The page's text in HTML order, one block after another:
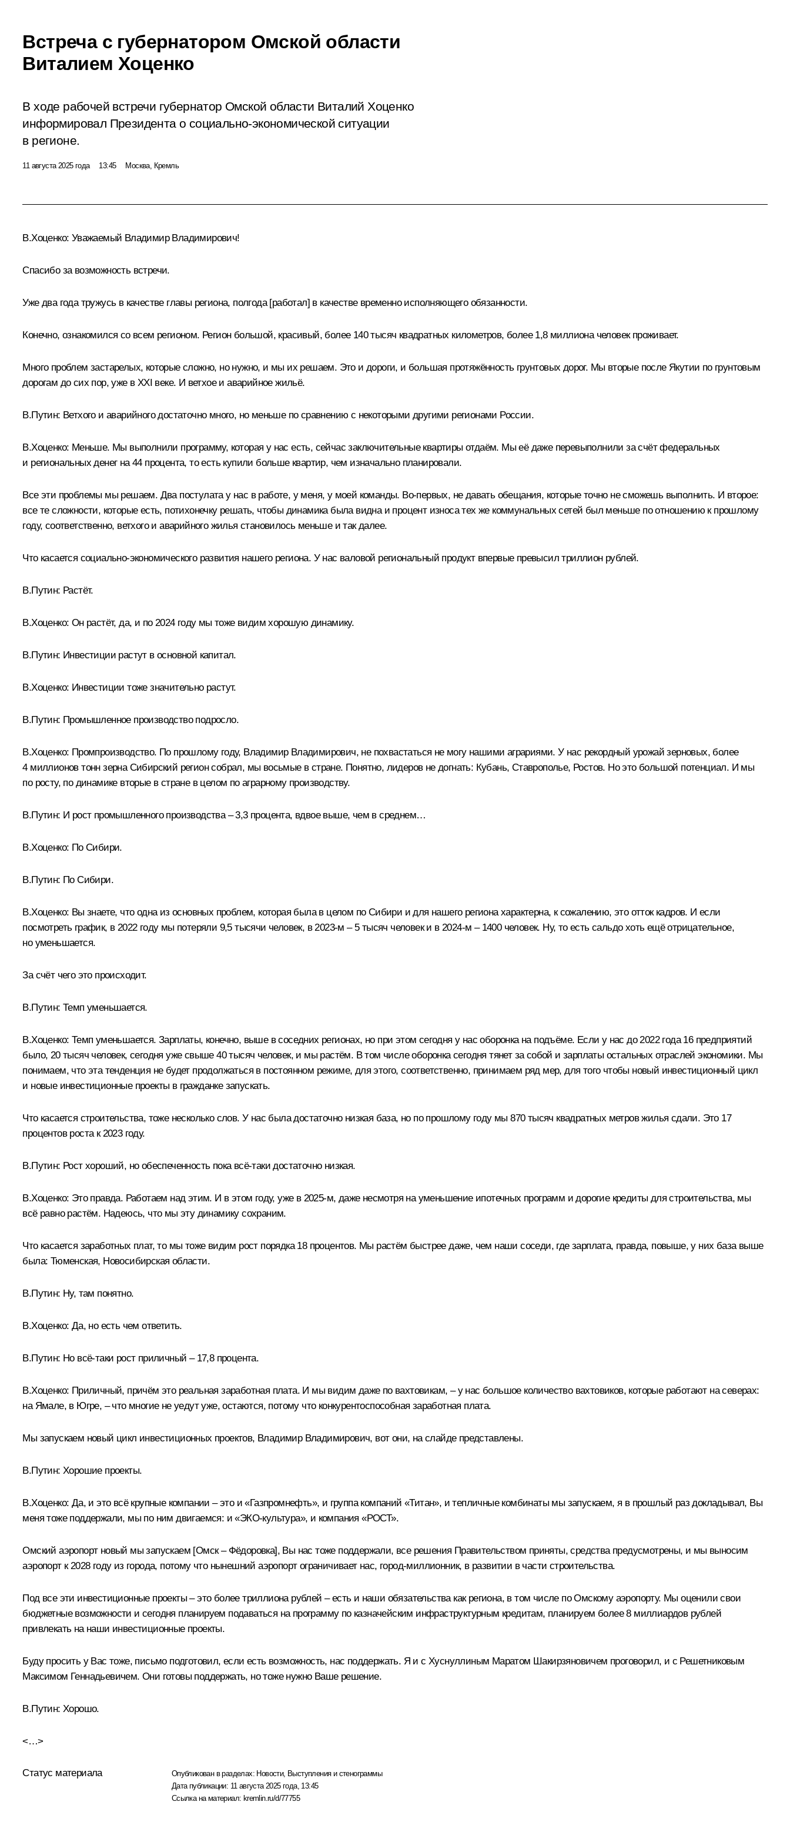
Встреча с губернатором Омской области
Виталием Хоценко
В ходе рабочей встречи губернатор Омской области Виталий Хоценко
информировал Президента о социально-экономической ситуации
в регионе.
11 августа 2025 года 13:45 Москва, Кремль
В.Хоценко: Уважаемый Владимир Владимирович!
Спасибо за возможность встречи.
Уже два года тружусь в качестве главы региона, полгода [работал] в качестве временно исполняющего обязанности.
Конечно, ознакомился со всем регионом. Регион большой, красивый, более 140 тысяч квадратных километров, более 1,8 миллиона человек проживает.
Много проблем застарелых, которые сложно, но нужно, и мы их решаем. Это и дороги, и большая протяжённость грунтовых дорог. Мы вторые после Якутии по грунтовым
дорогам до сих пор, уже в XXI веке. И ветхое и аварийное жильё.
В.Путин: Ветхого и аварийного достаточно много, но меньше по сравнению с некоторыми другими регионами России.
В.Хоценко: Меньше. Мы выполнили программу, которая у нас есть, сейчас заключительные квартиры отдаём. Мы её даже перевыполнили за счёт федеральных
и региональных денег на 44 процента, то есть купили больше квартир, чем изначально планировали.
Все эти проблемы мы решаем. Два постулата у нас в работе, у меня, у моей команды. Во-первых, не давать обещания, которые точно не сможешь выполнить. И второе:
все те сложности, которые есть, потихонечку решать, чтобы динамика была видна и процент износа тех же коммунальных сетей был меньше по отношению к прошлому
году, соответственно, ветхого и аварийного жилья становилось меньше и так далее.
Что касается социально-экономического развития нашего региона. У нас валовой региональный продукт впервые превысил триллион рублей.
В.Путин: Растёт.
В.Хоценко: Он растёт, да, и по 2024 году мы тоже видим хорошую динамику.
В.Путин: Инвестиции растут в основной капитал.
В.Хоценко: Инвестиции тоже значительно растут.
В.Путин: Промышленное производство подросло.
В.Хоценко: Промпроизводство. По прошлому году, Владимир Владимирович, не похвастаться не могу нашими аграриями. У нас рекордный урожай зерновых, более
4 миллионов тонн зерна Сибирский регион собрал, мы восьмые в стране. Понятно, лидеров не догнать: Кубань, Ставрополье, Ростов. Но это большой потенциал. И мы
по росту, по динамике вторые в стране в целом по аграрному производству.
В.Путин: И рост промышленного производства – 3,3 процента, вдвое выше, чем в среднем…
В.Хоценко: По Сибири.
В.Путин: По Сибири.
В.Хоценко: Вы знаете, что одна из основных проблем, которая была в целом по Сибири и для нашего региона характерна, к сожалению, это отток кадров. И если
посмотреть график, в 2022 году мы потеряли 9,5 тысячи человек, в 2023-м – 5 тысяч человек и в 2024-м – 1400 человек. Ну, то есть сальдо хоть ещё отрицательное,
но уменьшается.
За счёт чего это происходит.
В.Путин: Темп уменьшается.
В.Хоценко: Темп уменьшается. Зарплаты, конечно, выше в соседних регионах, но при этом сегодня у нас оборонка на подъёме. Если у нас до 2022 года 16 предприятий
было, 20 тысяч человек, сегодня уже свыше 40 тысяч человек, и мы растём. В том числе оборонка сегодня тянет за собой и зарплаты остальных отраслей экономики. Мы
понимаем, что эта тенденция не будет продолжаться в постоянном режиме, для этого, соответственно, принимаем ряд мер, для того чтобы новый инвестиционный цикл
и новые инвестиционные проекты в гражданке запускать.
Что касается строительства, тоже несколько слов. У нас была достаточно низкая база, но по прошлому году мы 870 тысяч квадратных метров жилья сдали. Это 17
процентов роста к 2023 году.
В.Путин: Рост хороший, но обеспеченность пока всё-таки достаточно низкая.
В.Хоценко: Это правда. Работаем над этим. И в этом году, уже в 2025-м, даже несмотря на уменьшение ипотечных программ и дорогие кредиты для строительства, мы
всё равно растём. Надеюсь, что мы эту динамику сохраним.
Что касается заработных плат, то мы тоже видим рост порядка 18 процентов. Мы растём быстрее даже, чем наши соседи, где зарплата, правда, повыше, у них база выше
была: Тюменская, Новосибирская области.
В.Путин: Ну, там понятно.
В.Хоценко: Да, но есть чем ответить.
В.Путин: Но всё-таки рост приличный – 17,8 процента.
В.Хоценко: Приличный, причём это реальная заработная плата. И мы видим даже по вахтовикам, – у нас большое количество вахтовиков, которые работают на северах:
на Ямале, в Югре, – что многие не уедут уже, остаются, потому что конкурентоспособная заработная плата.
Мы запускаем новый цикл инвестиционных проектов, Владимир Владимирович, вот они, на слайде представлены.
В.Путин: Хорошие проекты.
В.Хоценко: Да, и это всё крупные компании – это и «Газпромнефть», и группа компаний «Титан», и тепличные комбинаты мы запускаем, я в прошлый раз докладывал, Вы
меня тоже поддержали, мы по ним двигаемся: и «ЭКО-культура», и компания «РОСТ».
Омский аэропорт новый мы запускаем [Омск – Фёдоровка], Вы нас тоже поддержали, все решения Правительством приняты, средства предусмотрены, и мы выносим
аэропорт к 2028 году из города, потому что нынешний аэропорт ограничивает нас, город-миллионник, в развитии в части строительства.
Под все эти инвестиционные проекты – это более триллиона рублей – есть и наши обязательства как региона, в том числе по Омскому аэропорту. Мы оценили свои
бюджетные возможности и сегодня планируем подаваться на программу по казначейским инфраструктурным кредитам, планируем более 8 миллиардов рублей
привлекать на наши инвестиционные проекты.
Буду просить у Вас тоже, письмо подготовил, если есть возможность, нас поддержать. Я и с Хуснуллиным Маратом Шакирзяновичем проговорил, и с Решетниковым
Максимом Геннадьевичем. Они готовы поддержать, но тоже нужно Ваше решение.
В.Путин: Хорошо.
<…>
Статус материала Опубликован в разделах: Новости, Выступления и стенограммы
Дата публикации: 11 августа 2025 года, 13:45
Ссылка на материал: kremlin.ru/d/77755